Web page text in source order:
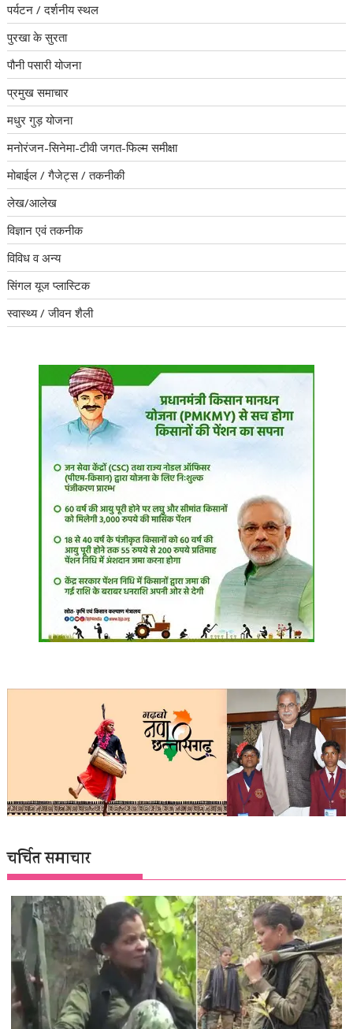
पर्यटन / दर्शनीय स्थल
पुरखा के सुरता
पौनी पसारी योजना
प्रमुख समाचार
मधुर गुड़ योजना
मनोरंजन-सिनेमा-टीवी जगत-फिल्म समीक्षा
मोबाईल / गैजेट्स / तकनीकी
लेख/आलेख
विज्ञान एवं तकनीक
विविध व अन्य
सिंगल यूज प्लास्टिक
स्वास्थ्य / जीवन शैली
चर्चित समाचार